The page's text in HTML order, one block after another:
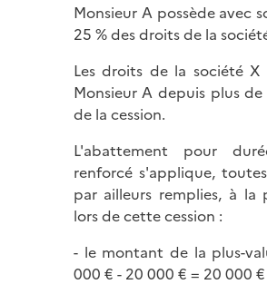
Monsieur A possède avec
25 % des droits de la
Les droits de la société
Monsieur A depuis plus
de la cession.
L'abattement pour
renforcé s'applique,
par ailleurs remplies, à la
lors de cette cession :
- le montant de la plus-
000 € - 20 000 € = 20 000